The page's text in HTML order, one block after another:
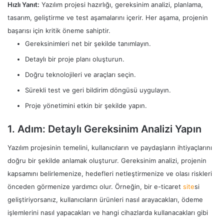
Hızlı Yanıt: Yazılım projesi hazırlığı, gereksinim analizi, planlama,
tasarım, geliştirme ve test aşamalarını içerir. Her aşama, projenin
başarısı için kritik öneme sahiptir.
Gereksinimleri net bir şekilde tanımlayın.
Detaylı bir proje planı oluşturun.
Doğru teknolojileri ve araçları seçin.
Sürekli test ve geri bildirim döngüsü uygulayın.
Proje yönetimini etkin bir şekilde yapın.
1. Adım: Detaylı Gereksinim Analizi Yapın
Yazılım projesinin temelini, kullanıcıların ve paydaşların ihtiyaçlarını
doğru bir şekilde anlamak oluşturur. Gereksinim analizi, projenin
kapsamını belirlemenize, hedefleri netleştirmenize ve olası riskleri
önceden görmenize yardımcı olur. Örneğin, bir e-ticaret sitesi
geliştiriyorsanız, kullanıcıların ürünleri nasıl arayacakları, ödeme
işlemlerini nasıl yapacakları ve hangi cihazlarda kullanacakları gibi